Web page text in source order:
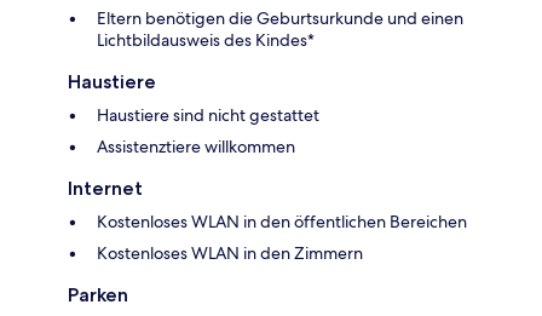
Eltern benötigen die Geburtsurkunde und einen
Lichtbildausweis des Kindes*
Haustiere
Haustiere sind nicht gestattet
Assistenztiere willkommen
Internet
Kostenloses WLAN in den öffentlichen Bereichen
Kostenloses WLAN in den Zimmern
Parken